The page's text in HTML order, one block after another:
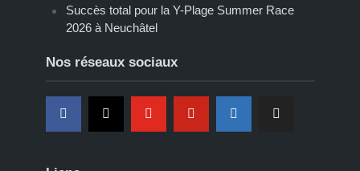
Succès total pour la Y-Plage Summer Race
2026 à Neuchâtel
Nos réseaux sociaux